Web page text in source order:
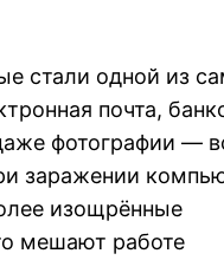
стали одной из
почта,
фотографии —
заражении
изощрённые
мешают работе